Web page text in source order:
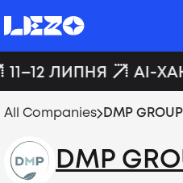
11–12 ЛИПНЯ AI-
All Companies DMP GROUP
DMP